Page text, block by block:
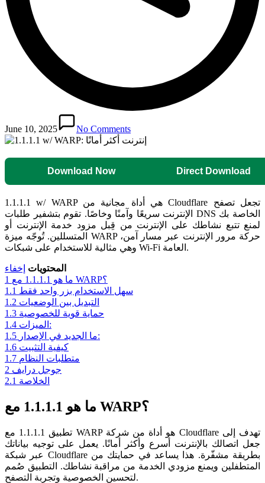
June 10, 2025 No Comments
Download Now Direct Download
1.1.1.1 w/ WARP هي أداة مجانية من Cloudflare تجعل تصفح
الإنترنت سريعًا وآمنًا وخاصًا. تقوم بتشفير طلبات DNS الخاصة بك
لمنع تتبع نشاطك على الإنترنت من قِبل مزود خدمة الإنترنت أو
المتسللين. تُوجّه ميزة WARP حركة مرور الإنترنت عبر مسار آمن،
وهي مثالية للاستخدام على شبكات Wi-Fi العامة.
المحتويات إخفاء
1
ما هو 1.1.1.1 مع WARP؟
1.1 سهل الاستخدام بزر واحد فقط
1.2 التبديل بين الوضعيات
1.3 حماية قوية للخصوصية
1.4
الميزات:
1.5
ما الجديد في الإصدار:
1.6 كيفية التثبيت
1.7 متطلبات النظام
2 جوجل درايف
2.1 الخلاصة
ما هو 1.1.1.1 مع WARP؟
تطبيق 1.1.1.1 مع WARP هو أداة من شركة Cloudflare تهدف إلى
جعل اتصالك بالإنترنت أسرع وأكثر أمانًا. يعمل على توجيه بياناتك
عبر شبكة Cloudflare بطريقة مشفّرة. هذا يساعد في حمايتك من
المتطفلين ويمنع مزودي الخدمة من مراقبة نشاطك. التطبيق صُمم
لتحسين الخصوصية وتجربة التصفح.